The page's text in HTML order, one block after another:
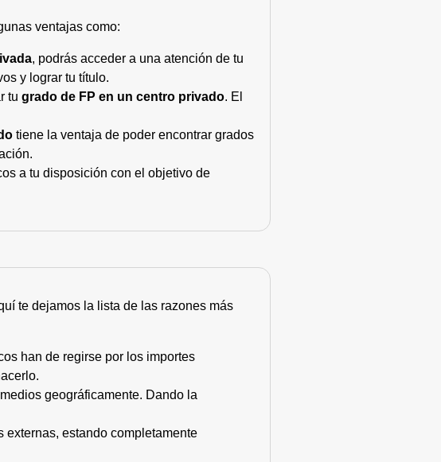
ventajas como:
, podrás acceder a una atención de tu
y lograr tu título.
tu grado de FP en un centro privado. El
tiene la ventaja de poder encontrar grados
a tu disposición con el objetivo de
te dejamos la lista de las razones más
han de regirse por los importes
geográficamente. Dando la
externas, estando completamente